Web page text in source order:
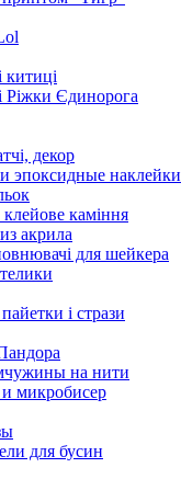
Ріжки Єдинорога
декор
эпоксидные наклейки
каміння
акрила
для шейкера
і стрази
на нити
микробисер
для бусин